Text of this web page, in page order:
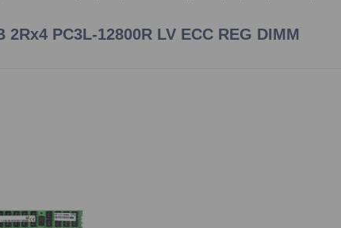
PC3L-12800R LV ECC REG DIMM